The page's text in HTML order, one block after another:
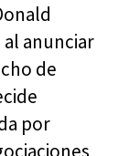
anunciar
de
por